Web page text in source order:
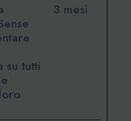
su tutti
3 mesi